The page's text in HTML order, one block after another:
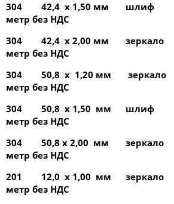
304 42,4 х 1,50 мм
метр без НДС
304 42,4 х 2,00 мм
метр без НДС
304 50,8 х 1,20 мм
метр без НДС
304 50,8 х 1,50 мм
метр без НДС
304 50,8 х 2,00 мм
метр без НДС
201 12,0 х 1,00 мм
метр без НДС